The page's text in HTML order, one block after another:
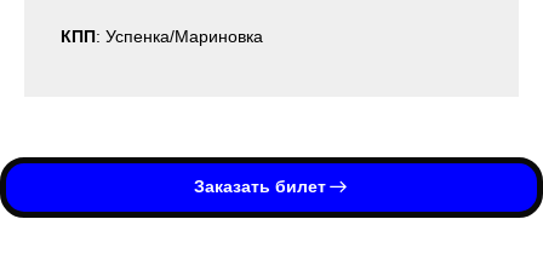
КПП: Успенка/Мариновка
Заказать билет